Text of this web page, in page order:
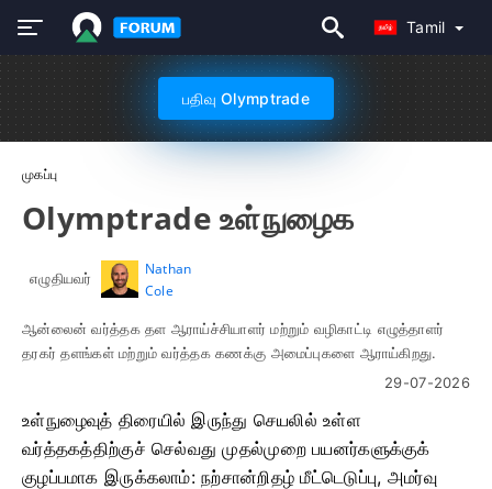
Tamil
பதிவு Olymptrade
முகப்பு
Olymptrade உள்நுழைக
எழுதியவர்
Nathan
Cole
ஆன்லைன் வர்த்தக தள ஆராய்ச்சியாளர் மற்றும் வழிகாட்டி எழுத்தாளர்
தரகர் தளங்கள் மற்றும் வர்த்தக கணக்கு அமைப்புகளை ஆராய்கிறது.
29-07-2026
உள்நுழைவுத் திரையில் இருந்து செயலில் உள்ள
வர்த்தகத்திற்குச் செல்வது முதல்முறை பயனர்களுக்குக்
குழப்பமாக இருக்கலாம்: நற்சான்றிதழ் மீட்டெடுப்பு, அமர்வு